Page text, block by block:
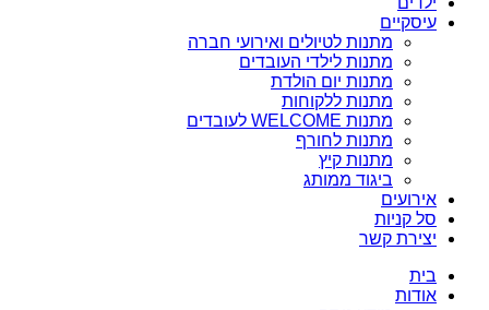
עיסקיים
מתנות לטיולים ואירועי חברה
מתנות לילדי העובדים
מתנות יום הולדת
מתנות ללקוחות
מתנות WELCOME לעובדים
מתנות לחורף
מתנות קיץ
ביגוד ממותג
אירועים
סל קניות
יצירת קשר
בית
אודות